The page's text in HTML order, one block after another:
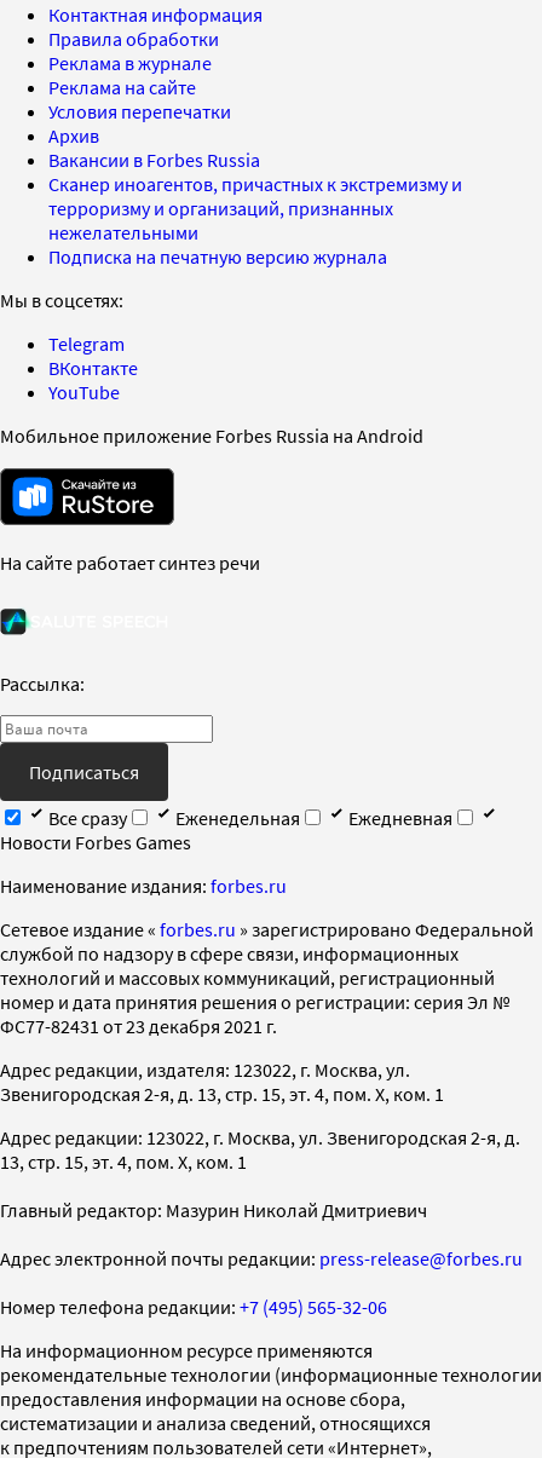
Контактная информация
Правила обработки
Реклама в журнале
Реклама на сайте
Условия перепечатки
Архив
Вакансии в Forbes Russia
Сканер иноагентов, причастных к экстремизму и
терроризму и организаций, признанных
нежелательными
Подписка на печатную версию журнала
Мы в соцсетях:
Telegram
ВКонтакте
YouTube
Мобильное приложение Forbes Russia на Android
На сайте работает синтез речи
Рассылка:
Подписаться
Все сразу
Еженедельная
Ежедневная
Новости Forbes Games
Наименование издания: forbes.ru
Cетевое издание « forbes.ru » зарегистрировано Федеральной
службой по надзору в сфере связи, информационных
технологий и массовых коммуникаций, регистрационный
номер и дата принятия решения о регистрации: серия Эл №
ФС77-82431 от 23 декабря 2021 г.
Адрес редакции, издателя: 123022, г. Москва, ул.
Звенигородская 2-я, д. 13, стр. 15, эт. 4, пом. X, ком. 1
Адрес редакции: 123022, г. Москва, ул. Звенигородская 2-я, д.
13, стр. 15, эт. 4, пом. X, ком. 1
Главный редактор: Мазурин Николай Дмитриевич
Адрес электронной почты редакции: press-release@forbes.ru
Номер телефона редакции: +7 (495) 565-32-06
На информационном ресурсе применяются
рекомендательные технологии (информационные технологии
предоставления информации на основе сбора,
систематизации и анализа сведений, относящихся
к предпочтениям пользователей сети «Интернет»,